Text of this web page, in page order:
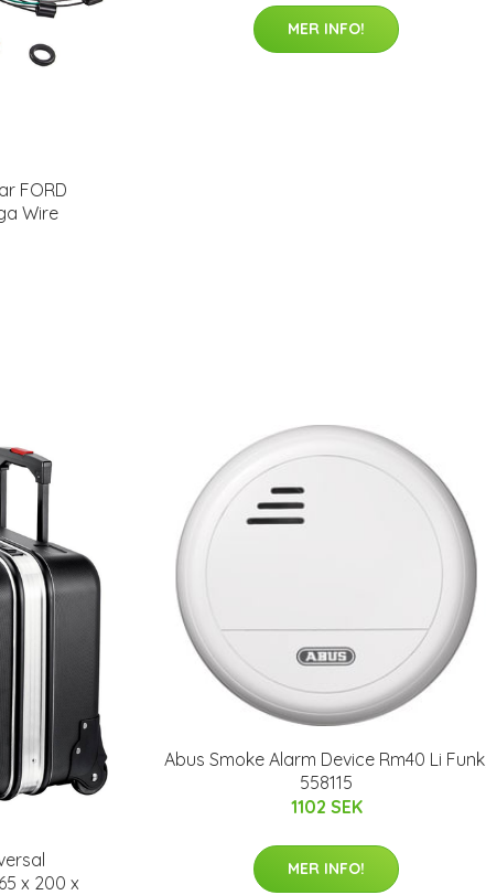
FORD
Wire
MER INFO!
x 200 x
Abus Smoke Alarm Device Rm40 Li Funk,
558115
1102 SEK
MER INFO!